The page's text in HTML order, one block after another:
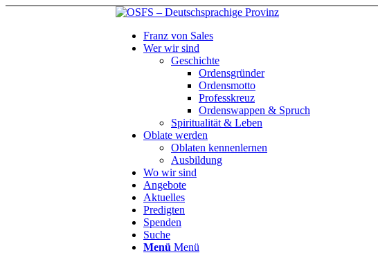
Franz von Sales
Wer wir sind
Geschichte
Ordensgründer
Ordensmotto
Professkreuz
Ordenswappen & Spruch
Spiritualität & Leben
Oblate werden
Oblaten kennenlernen
Ausbildung
Wo wir sind
Angebote
Aktuelles
Predigten
Spenden
Suche
Menü Menü